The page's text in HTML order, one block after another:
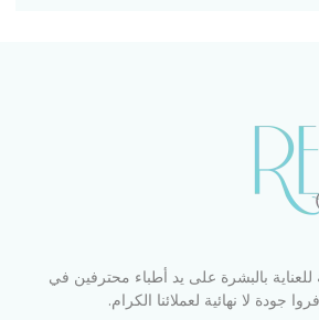
للعناية بالبشرة على يد أطباء محترفين في
جودة لا نهائية لعملائنا الكرام.